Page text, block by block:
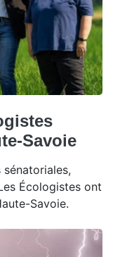
Savoie
Écologistes ont
Savoie.